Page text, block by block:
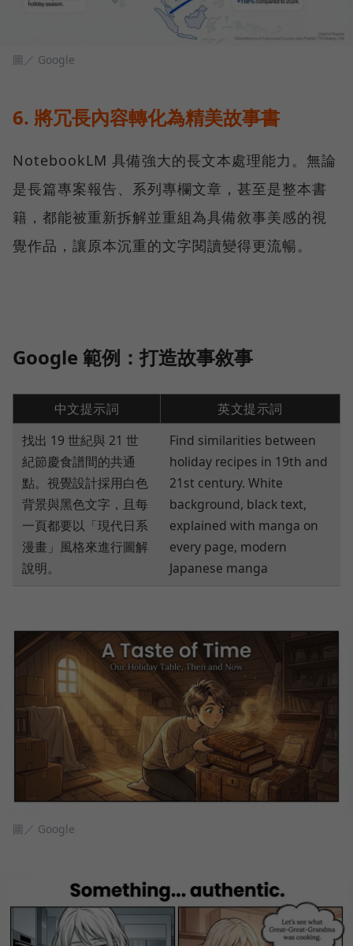
圖／ Google
6. 將冗長內容轉化為精美故事書
NotebookLM 具備強大的長文本處理能力。無論
是長篇專案報告、系列專欄文章，甚至是整本書
籍，都能被重新拆解並重組為具備敘事美感的視
覺作品，讓原本沉重的文字閱讀變得更流暢。
Google 範例：打造故事敘事
中文提示詞
英文提示詞
找出 19 世紀與 21 世
紀節慶食譜間的共通
點。視覺設計採用白色
背景與黑色文字，且每
一頁都要以「現代日系
漫畫」風格來進行圖解
說明。
Find similarities between
holiday recipes in 19th and
21st century. White
background, black text,
explained with manga on
every page, modern
Japanese manga
圖／ Google